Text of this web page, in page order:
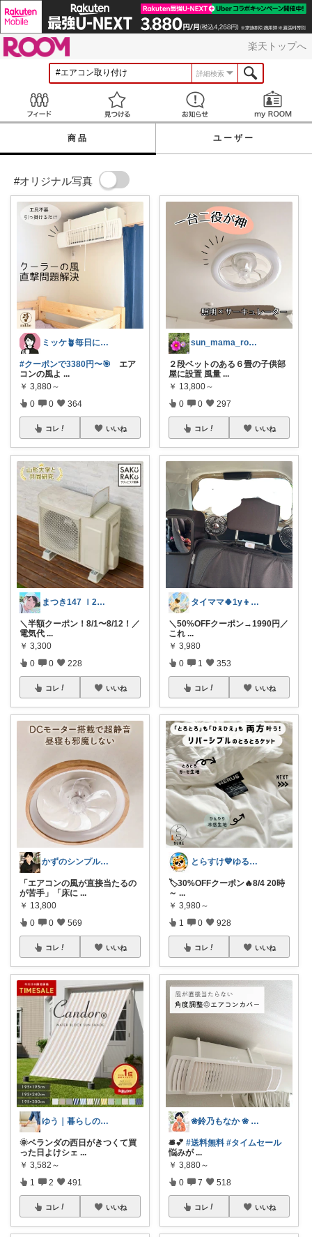
楽天トップへ
詳細検索
見つける お知らせ
商品 ユーザー
#オリジナル写真
ミッケ🪴毎日に"ちょっとイイ"を
#クーポンで3380円〜🎯 エア
コンの風よ ...
￥ 3,880～
0 0 364
コレ いいね
まつき147 Ｉ2児ママ脱転勤族ぐらし
＼半額クーポン！8/1〜8/12！／
電気代 ...
￥ 3,300
0 0 228
コレ いいね
かずのシンプル生活｜一生モノに出会う場所
「エアコンの風が直接当たるの
が苦手」「床に ...
￥ 13,800
0 0 569
コレ いいね
ゆう｜暮らしのお得術
🌞ベランダの西日がきつくて買
った日よけシェ ...
￥ 3,582～
1 2 491
コレ いいね
sun_mama_room
２段ベットのある６畳の子供部
屋に設置 風量 ...
￥ 13,800～
0 0 297
コレ いいね
タイママ🍀1y👦のママ
＼50%OFFクーポン→1990円／
これ ...
￥ 3,980
0 1 353
コレ いいね
とらすけ💙ゆるミニマリストの愛用品
🏷️30%OFFクーポン🔥8/4 20時
～ ...
￥ 3,980～
1 0 928
コレ いいね
❀鈴乃もなか ❀ 穏やかさを大切に
🛎️💕 #送料無料 #タイムセール
悩みが ...
￥ 3,880～
0 7 518
コレ いいね